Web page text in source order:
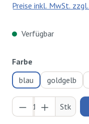
Preise inkl. MwSt.
Verfügbar
Farbe
blau
goldgelb
Produkt Stk